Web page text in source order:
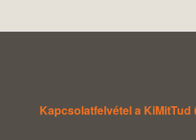
Kapcsolatfelvétel a KiMitTud